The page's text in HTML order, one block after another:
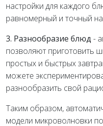
настройки для каждого
равномерный и точный
3. Разнообразие блюд -
позволяют приготовить
простых и быстрых
можете
разнообразить свой
Таким образом,
модели микроволновки